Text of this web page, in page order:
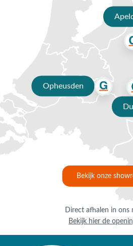
Opheusden
Bekijk onze
Direct afhalen in ons
Bekijk hier de